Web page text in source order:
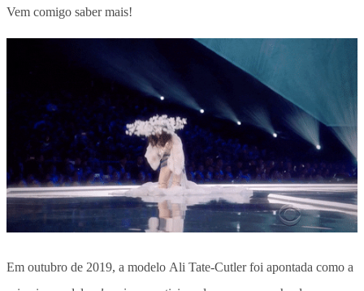
Vem comigo saber mais!
Em outubro de 2019, a modelo Ali Tate-Cutler foi apontada como a